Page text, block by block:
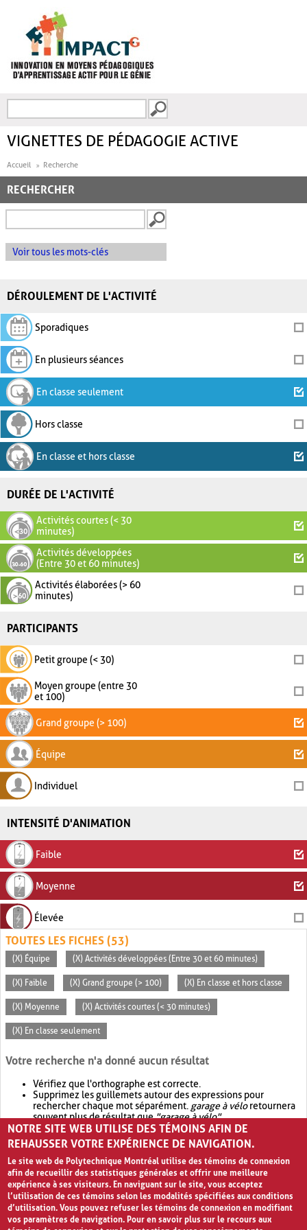
FORMULAIRE DE
VIGNETTES DE PÉDAGOGIE ACTIVE
Accueil Recherche
RECHERCHER
Voir tous les mots-clés
DÉROULEMENT DE L'ACTIVITÉ
Sporadiques
En plusieurs séances
En classe seulement
Hors classe
En classe et hors classe
DURÉE DE L'ACTIVITÉ
Activités courtes (< 30
minutes)
Activités développées
(Entre 30 et 60 minutes)
Activités élaborées (> 60
minutes)
PARTICIPANTS
Petit groupe (< 30)
Moyen groupe (entre 30
et 100)
Grand groupe (> 100)
Équipe
Individuel
INTENSITÉ D'ANIMATION
Faible
Moyenne
Élevée
TOUTES LES FICHES (53)
(X) Équipe (X) Activités développées (Entre 30 et 60 minutes)
(X) Faible (X) Grand groupe (> 100) (X) En classe et hors classe
(X) Moyenne (X) Activités courtes (< 30 minutes)
(X) En classe seulement
Votre recherche n'a donné aucun résultat
Vérifiez que l'orthographe est correcte.
Supprimez les guillemets autour des expressions pour
rechercher chaque mot séparément. garage à véloretournera
souvent plus de résultat que"garage à vélo".
Envisagez d'élargir votre recherche avec OR.garage OR vélo
retournera souvent plus de résultat quegarage à vélo
NOTRE SITE WEB UTILISE DES TÉMOINS AFIN DE
REHAUSSER VOTRE EXPÉRIENCE DE NAVIGATION.
Le site web de Polytechnique Montréal utilise des témoins de connexion
afin de recueillir des statistiques générales et offrir une meilleure
expérience à ses visiteurs. En naviguant sur le site, vous acceptez
l’utilisation de ces témoins selon les modalités spécifiées aux conditions
d’utilisation. Vous pouvez refuser les témoins de connexion en modifiant
vos paramètres de navigation. Pour en savoir plus sur le recours aux